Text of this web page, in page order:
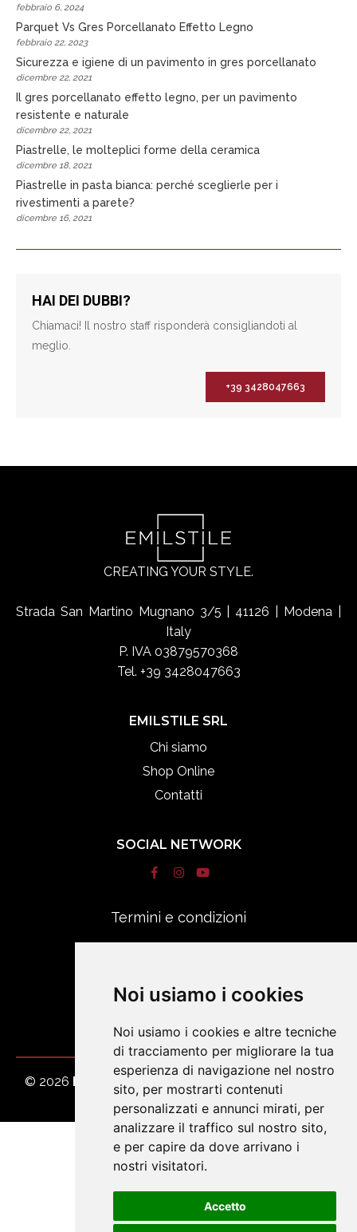
Noi usiamo i cookies
Noi usiamo i cookies e altre tecniche
di tracciamento per migliorare la tua
esperienza di navigazione nel nostro
sito, per mostrarti contenuti
personalizzati e annunci mirati, per
analizzare il traffico sul nostro sito,
e per capire da dove arrivano i
nostri visitatori.
Accetto
febbraio 6, 2024
Parquet Vs Gres Porcellanato Effetto Legno
febbraio 22, 2023
Sicurezza e igiene di un pavimento in gres porcellanato
dicembre 22, 2021
Il gres porcellanato effetto legno, per un pavimento
resistente e naturale
dicembre 22, 2021
Piastrelle, le molteplici forme della ceramica
dicembre 18, 2021
Piastrelle in pasta bianca: perché sceglierle per i
rivestimenti a parete?
dicembre 16, 2021
HAI DEI DUBBI?
Chiamaci! Il nostro staff risponderà consigliandoti al
meglio.
+39 3428047663
CREATING YOUR STYLE.
Strada San Martino Mugnano 3/5 | 41126 | Modena |
Italy
P. IVA 03879570368
Tel. +39 3428047663
EMILSTILE SRL
Chi siamo
Shop Online
Contatti
SOCIAL NETWORK
Termini e condizioni
© 2026 Emilstile srl
. Tutti i diritti riservati - Powered
byViDa CMS 3.0